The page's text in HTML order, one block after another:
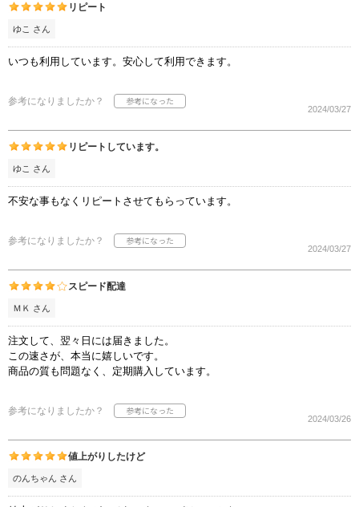
リピート
ゆこ さん
いつも利用しています。安心して利用できます。
参考になりましたか？
2024/03/27
リピートしています。
ゆこ さん
不安な事もなくリピートさせてもらっています。
参考になりましたか？
2024/03/27
スピード配達
ＭＫ さん
注文して、翌々日には届きました。
この速さが、本当に嬉しいです。
商品の質も問題なく、定期購入しています。
参考になりましたか？
2024/03/26
値上がりしたけど
のんちゃん さん